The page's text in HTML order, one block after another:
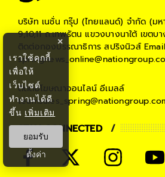
บริษัท เนชั่น กรุ๊ป (ไทยแลนด์) จำกัด (มห
9,10,11 ถ.เทพรัตน แขวงบางนาใต้ เขต
ติดต่อกองบรรณาธิการ สปริงนิวส์
ติดต่อโฆษณาออนไลน์ อีเมลล์
STAY CONNECTED
×
เราใช้คุกกี้
เพื่อให้
เว็บไซต์
ทำงานได้ดี
ขึ้น เพิ่มเติม
ยอมรับ
ตั้งค่า